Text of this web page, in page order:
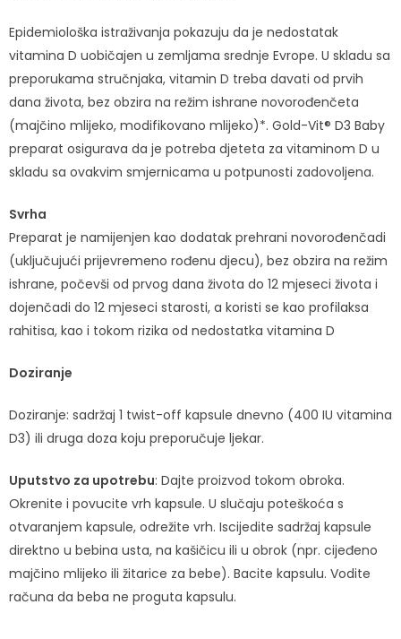
Epidemiološka istraživanja pokazuju da je nedostatak
vitamina D uobičajen u zemljama srednje Evrope. U skladu sa
preporukama stručnjaka, vitamin D treba davati od prvih
dana života, bez obzira na režim ishrane novorođenčeta
(majčino mlijeko, modifikovano mlijeko)*. Gold-Vit® D3 Baby
preparat osigurava da je potreba djeteta za vitaminom D u
skladu sa ovakvim smjernicama u potpunosti zadovoljena.
Svrha
Preparat je namijenjen kao dodatak prehrani novorođenčadi
(uključujući prijevremeno rođenu djecu), bez obzira na režim
ishrane, počevši od prvog dana života do 12 mjeseci života i
dojenčadi do 12 mjeseci starosti, a koristi se kao profilaksa
rahitisa, kao i tokom rizika od nedostatka vitamina D
Doziranje
Doziranje: sadržaj 1 twist-off kapsule dnevno (400 IU vitamina
D3) ili druga doza koju preporučuje ljekar.
Uputstvo za upotrebu: Dajte proizvod tokom obroka.
Okrenite i povucite vrh kapsule. U slučaju poteškoća s
otvaranjem kapsule, odrežite vrh. Iscijedite sadržaj kapsule
direktno u bebina usta, na kašičicu ili u obrok (npr. cijeđeno
majčino mlijeko ili žitarice za bebe). Bacite kapsulu. Vodite
računa da beba ne proguta kapsulu.